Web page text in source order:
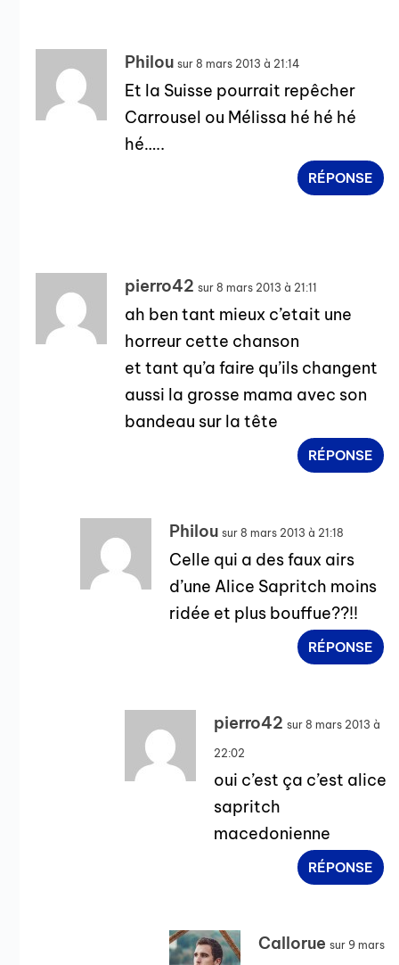
Philou sur 8 mars 2013 à 21:14
Et la Suisse pourrait repêcher
Carrousel ou Mélissa hé hé hé
hé…..
RÉPONSE
pierro42 sur 8 mars 2013 à 21:11
ah ben tant mieux c’etait une
horreur cette chanson
et tant qu’a faire qu’ils changent
aussi la grosse mama avec son
bandeau sur la tête
RÉPONSE
Philou sur 8 mars 2013 à 21:18
Celle qui a des faux airs
d’une Alice Sapritch moins
ridée et plus bouffue??!!
RÉPONSE
pierro42 sur 8 mars 2013 à
22:02
oui c’est ça c’est alice
sapritch
macedonienne
RÉPONSE
Callorue sur 9 mars